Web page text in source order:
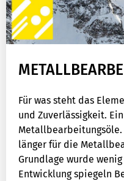
Für was steht das
und Zuverlässigkeit.
Metallbearbeitungsöle.
länger für die
Grundlage wurde
Entwicklung spiegeln